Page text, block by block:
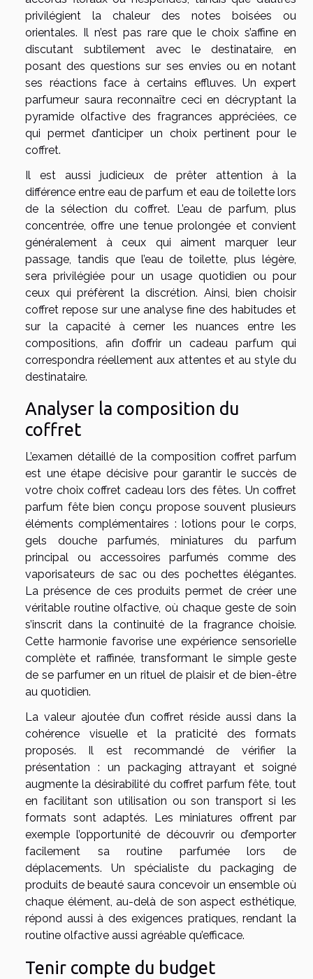
privilégient la chaleur des notes boisées ou
orientales. Il n’est pas rare que le choix s’affine en
discutant subtilement avec le destinataire, en
posant des questions sur ses envies ou en notant
ses réactions face à certains effluves. Un expert
parfumeur saura reconnaître ceci en décryptant la
pyramide olfactive des fragrances appréciées, ce
qui permet d’anticiper un choix pertinent pour le
coffret.
Il est aussi judicieux de prêter attention à la
différence entre eau de parfum et eau de toilette lors
de la sélection du coffret. L’eau de parfum, plus
concentrée, offre une tenue prolongée et convient
généralement à ceux qui aiment marquer leur
passage, tandis que l’eau de toilette, plus légère,
sera privilégiée pour un usage quotidien ou pour
ceux qui préfèrent la discrétion. Ainsi, bien choisir
coffret repose sur une analyse fine des habitudes et
sur la capacité à cerner les nuances entre les
compositions, afin d’offrir un cadeau parfum qui
correspondra réellement aux attentes et au style du
destinataire.
Analyser la composition du
coffret
L’examen détaillé de la composition coffret parfum
est une étape décisive pour garantir le succès de
votre choix coffret cadeau lors des fêtes. Un coffret
parfum fête bien conçu propose souvent plusieurs
éléments complémentaires : lotions pour le corps,
gels douche parfumés, miniatures du parfum
principal ou accessoires parfumés comme des
vaporisateurs de sac ou des pochettes élégantes.
La présence de ces produits permet de créer une
véritable routine olfactive, où chaque geste de soin
s’inscrit dans la continuité de la fragrance choisie.
Cette harmonie favorise une expérience sensorielle
complète et raffinée, transformant le simple geste
de se parfumer en un rituel de plaisir et de bien-être
au quotidien.
La valeur ajoutée d’un coffret réside aussi dans la
cohérence visuelle et la praticité des formats
proposés. Il est recommandé de vérifier la
présentation : un packaging attrayant et soigné
augmente la désirabilité du coffret parfum fête, tout
en facilitant son utilisation ou son transport si les
formats sont adaptés. Les miniatures offrent par
exemple l’opportunité de découvrir ou d’emporter
facilement sa routine parfumée lors de
déplacements. Un spécialiste du packaging de
produits de beauté saura concevoir un ensemble où
chaque élément, au-delà de son aspect esthétique,
répond aussi à des exigences pratiques, rendant la
routine olfactive aussi agréable qu’efficace.
Tenir compte du budget